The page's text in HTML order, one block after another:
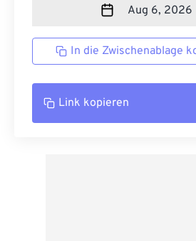
In die Zwischenablage
Link kopieren